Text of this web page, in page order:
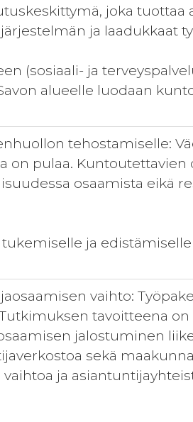
joka tuottaa
ja laadukkaat
(sosiaali- ja
alueelle luodaan
tehostamiselle:
pulaa. Kuntoutettavien
osaamista eikä
ja
vaihto:
tavoitteena on
jalostuminen
sekä
ja